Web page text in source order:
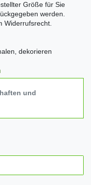
Größe für Sie
werden.
Widerrufsrecht.
dekorieren
und